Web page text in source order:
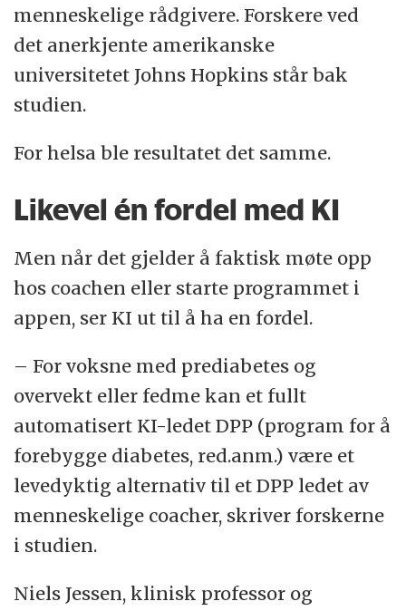
menneskelige rådgivere. Forskere ved
det anerkjente amerikanske
universitetet Johns Hopkins står bak
studien.
For helsa ble resultatet det samme.
Likevel én fordel med KI
Men når det gjelder å faktisk møte opp
hos coachen eller starte programmet i
appen, ser KI ut til å ha en fordel.
– For voksne med prediabetes og
overvekt eller fedme kan et fullt
automatisert KI-ledet DPP (program for å
forebygge diabetes, red.anm.) være et
levedyktig alternativ til et DPP ledet av
menneskelige coacher, skriver forskerne
i studien.
Niels Jessen, klinisk professor og